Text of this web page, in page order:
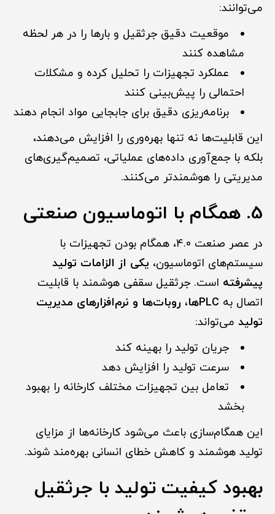
می‌توانند:
موقعیت دقیق جرثقیل و بارها را در هر لحظه
مشاهده کنند
عملکرد تجهیزات را تحلیل کرده و مشکلات
احتمالی را پیش‌بینی کنند
برنامه‌ریزی دقیق برای جابجایی مواد انجام دهند
این قابلیت‌ها نه تنها بهره‌وری را افزایش می‌دهند،
بلکه با جمع‌آوری داده‌های عملیاتی، تصمیم‌گیری‌های
مدیریتی را هوشمندتر می‌کنند.
5. همگام با اتوماسیون صنعتی
در عصر صنعت 4.0، همگام بودن تجهیزات با
سیستم‌های اتوماسیون، یکی از الزامات تولید
پیشرفته است. جرثقیل سقفی هوشمند با قابلیت
اتصال به
PLCها، روبات‌ها و نرم‌افزارهای مدیریت
تولید می‌تواند:
جریان تولید را بهینه کند
سرعت تولید را افزایش دهد
تعامل بین تجهیزات مختلف کارخانه را بهبود
بخشد
این همگام‌سازی باعث می‌شود کارخانه‌ها از مزایای
تولید هوشمند و کاهش خطای انسانی بهره‌مند شوند.
بهبود کیفیت تولید با جرثقیل